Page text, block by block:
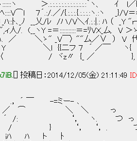
ヽ::::::ヽ ＞.:.:.:.:.:.:.:.:.:.:.:.:.:｀
::::V⌒ｌ ７´.:/.／/{.:.:.:.{.:.:.:.:ヽ.:ヽ _}/V
ﾊ::ﾄ､_ﾉ __乂/ﾚ /ハ/V＼ｲ.:.:|.: ﾊ （ _Y
ィ人/. (__ヽY =＝:::::::::::＝=ﾘVＸ_厶.
／ ＼ゝ" _V￣〉 ""厶／∨ ） V
＼l {{二フ ７ ´ ／￣ ヽ{ {：
〈 / ヾz〃 {_
[] 投稿日：2014/12/05(金) 21:11:49
-=ミー- ､
＼ ＼ っ
ヽ. つ っ
， ‘， .
ト ﾄ